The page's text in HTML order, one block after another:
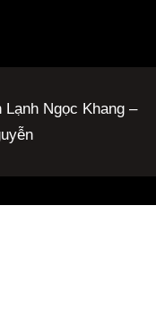
Ngọc Khang –